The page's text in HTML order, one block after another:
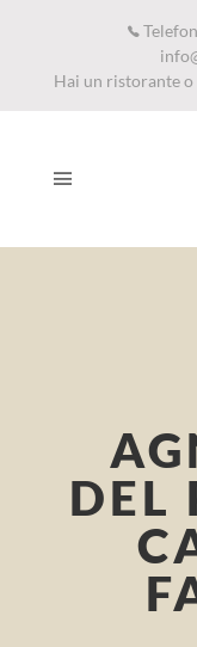
Hai un ristorante
DEL